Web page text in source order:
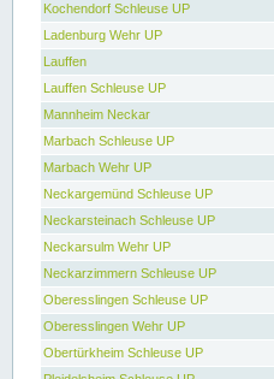
Kochendorf Schleuse UP
Ladenburg Wehr UP
Lauffen
Lauffen Schleuse UP
Mannheim Neckar
Marbach Schleuse UP
Marbach Wehr UP
Neckargemünd Schleuse UP
Neckarsteinach Schleuse UP
Neckarsulm Wehr UP
Neckarzimmern Schleuse UP
Oberesslingen Schleuse UP
Oberesslingen Wehr UP
Obertürkheim Schleuse UP